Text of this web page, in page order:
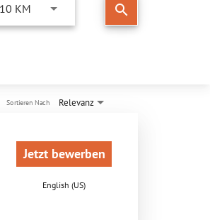
10 KM search
Relevanz
Sortieren Nach
Jetzt bewerben
English (US)